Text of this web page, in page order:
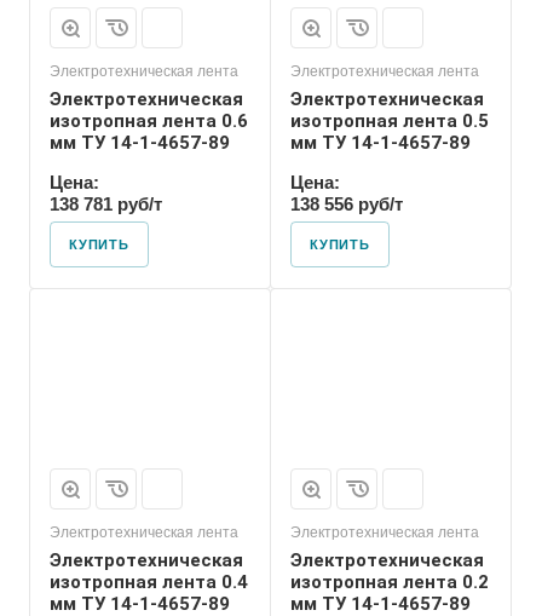
Электротехническая лента
Электротехническая
изотропная лента 0.6
мм ТУ 14-1-4657-89
Цена:
138 781 руб/т
КУПИТЬ
Электротехническая лента
Электротехническая
изотропная лента 0.5
мм ТУ 14-1-4657-89
Цена:
138 556 руб/т
КУПИТЬ
Электротехническая лента
Электротехническая
изотропная лента 0.4
мм ТУ 14-1-4657-89
Электротехническая лента
Электротехническая
изотропная лента 0.2
мм ТУ 14-1-4657-89